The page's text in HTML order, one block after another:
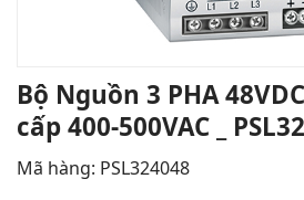
Bộ Nguồn 3 PHA
cấp 400-500VAC _
Mã hàng: PSL324048